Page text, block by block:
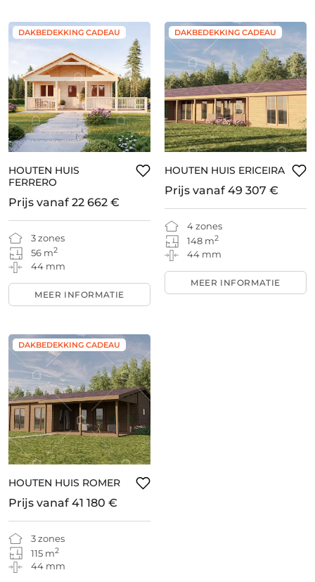
DAKBEDEKKING CADEAU
HOUTEN HUIS
FERRERO
3 zones
56 m2
44 mm
Prijs vanaf 22 662 €
MEER INFORMATIE
DAKBEDEKKING CADEAU
HOUTEN HUIS ERICEIRA
4 zones
148 m2
44 mm
Prijs vanaf 49 307 €
MEER INFORMATIE
DAKBEDEKKING CADEAU
HOUTEN HUIS ROMER
3 zones
115 m2
44 mm
Prijs vanaf 41 180 €